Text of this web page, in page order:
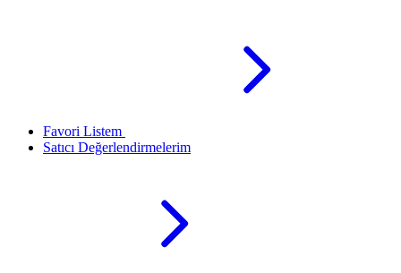
Favori Listem
Satıcı Değerlendirmelerim